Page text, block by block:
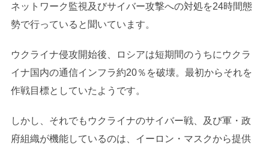
ネットワーク監視及びサイバー攻撃への対処を24時間態
勢で行っていると聞いています。
ウクライナ侵攻開始後、ロシアは短期間のうちにウクラ
イナ国内の通信インフラ約20％を破壊。最初からそれを
作戦目標としていたようです。
しかし、それでもウクライナのサイバー戦、及び軍・政
府組織が機能しているのは、イーロン・マスクから提供